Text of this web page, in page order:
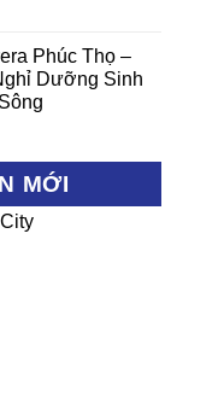
Phúc Thọ –
Dưỡng Sinh
MỚI